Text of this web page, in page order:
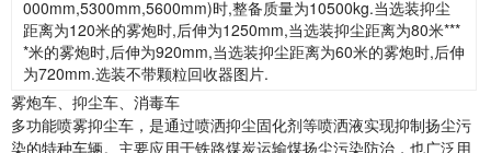
000mm,5300mm,5600mm)时,整备质量为10500kg.当选装抑尘
距离为120米的雾炮时,后伸为1250mm,当选装抑尘距离为80米***
*米的雾炮时,后伸为920mm,当选装抑尘距离为60米的雾炮时,后伸
为720mm.选装不带颗粒回收器图片.
雾炮车、抑尘车、消毒车
多功能喷雾抑尘车，是通过喷洒抑尘固化剂等喷洒液实现抑制扬尘污
染的特种车辆。主要应用于铁路煤炭运输煤扬尘污染防治，也广泛用